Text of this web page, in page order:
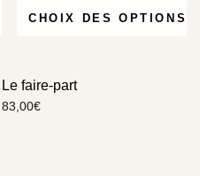
CHOIX DES OPTIONS
Le faire-part
83,00€